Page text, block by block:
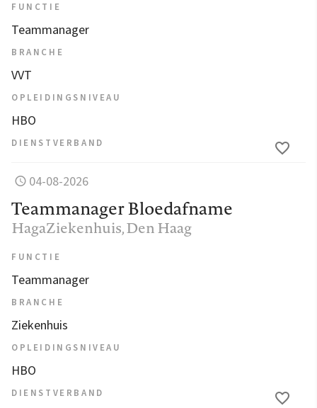
FUNCTIE
Teammanager
BRANCHE
VVT
OPLEIDINGSNIVEAU
HBO
DIENSTVERBAND
04-08-2026
Teammanager Bloedafname
HagaZiekenhuis, Den Haag
FUNCTIE
Teammanager
BRANCHE
Ziekenhuis
OPLEIDINGSNIVEAU
HBO
DIENSTVERBAND